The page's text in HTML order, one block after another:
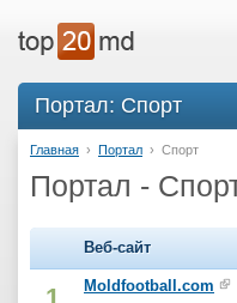
Портал: Спорт
Главная › Портал › Спорт
Портал -
Веб-сайт
1 Moldfootball.com